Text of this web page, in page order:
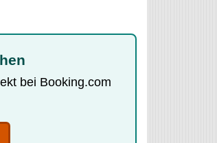
bei Booking.com